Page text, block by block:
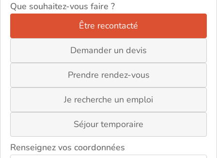
Que souhaitez-vous faire ?
Être recontacté
Demander un devis
Prendre rendez-vous
Je recherche un emploi
Séjour temporaire
Renseignez vos coordonnées